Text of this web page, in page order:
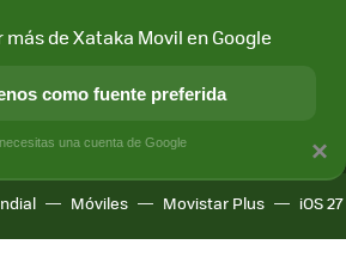
Y SOCIEDAD APLICACIONES
Móviles Movistar Plus iOS 27
×
más de Xataka Movil en Google
como fuente preferida
una cuenta de Google